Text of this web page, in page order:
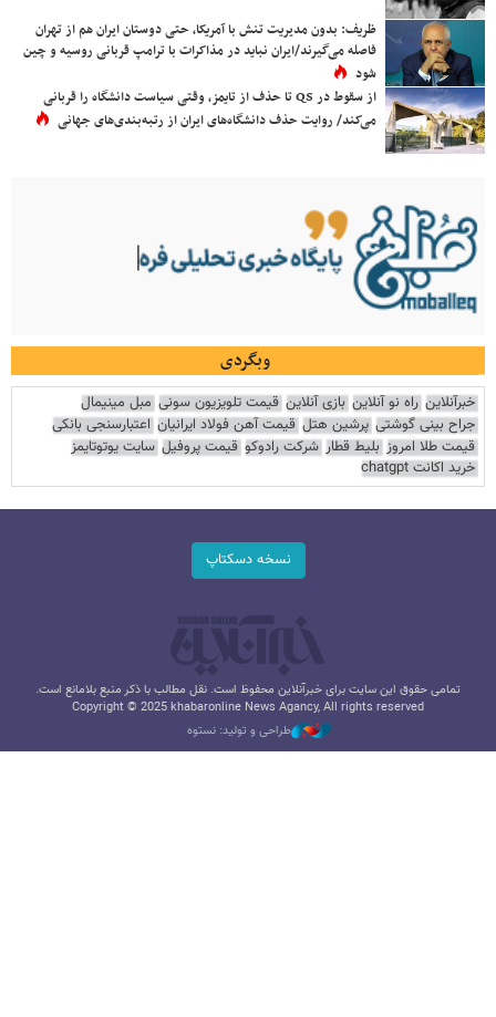
ظریف: بدون مدیریت تنش با آمریکا، حتی دوستان ایران هم از تهران
فاصله می‌گیرند/ایران نباید در مذاکرات با ترامپ قربانی روسیه و چین
شود
از سقوط در QS تا حذف از تایمز، وقتی سیاست دانشگاه را قربانی
می‌کند/ روایت حذف دانشگاه‌های ایران از رتبه‌بندی‌های جهانی
وبگردی
خبرآنلاین راه نو آنلاین بازی آنلاین قیمت تلویزیون سونی مبل مینیمال
جراح بینی گوشتی پرشین هتل قیمت آهن فولاد ایرانیان اعتبارسنجی بانکی
قیمت طلا امروز بلیط قطار شرکت رادوکو قیمت پروفیل سایت یوتوتایمز
خرید اکانت chatgpt
نسخه دسکتاپ
تمامی حقوق این سایت برای خبرآنلاین محفوظ است. نقل مطالب با ذکر منبع بلامانع است.
Copyright © 2025 khabaronline News Agancy, All rights reserved
طراحی و تولید: نستوه